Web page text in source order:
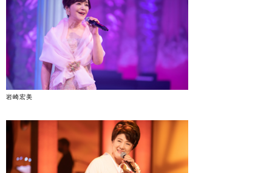
岩崎宏美